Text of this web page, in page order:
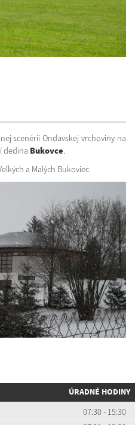
scenérii Ondavskej vrchoviny na
dedina Bukovce.
a Malých Bukoviec.
ÚRADNÉ HODINY
07:30 - 15:30